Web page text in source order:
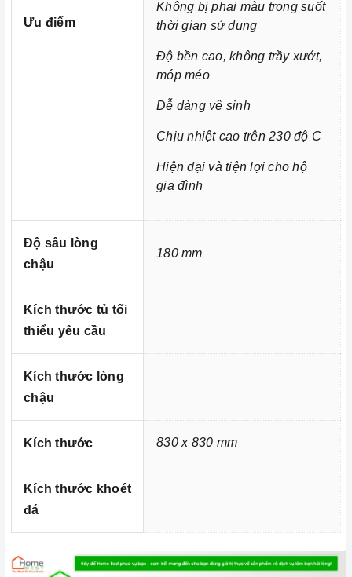
Ảnh minh họa
Ưu điểm
Không bị phai màu trong suốt
thời gian sử dụng
Độ bền cao, không trầy xướt,
móp méo
Dễ dàng vệ sinh
Chịu nhiệt cao trên 230 độ C
Hiện đại và tiện lợi cho hộ
gia đình
Độ sâu lòng
chậu
180 mm
Kích thước tủ tối
thiểu yêu cầu
Kích thước lòng
chậu
Kích thước 830 x 830 mm
Kích thước khoét
đá